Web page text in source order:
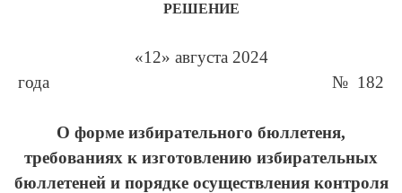
РЕШЕНИЕ
«12» августа 2024
года № 182
О форме избирательного бюллетеня,
требованиях к изготовлению избирательных
бюллетеней и порядке осуществления контроля